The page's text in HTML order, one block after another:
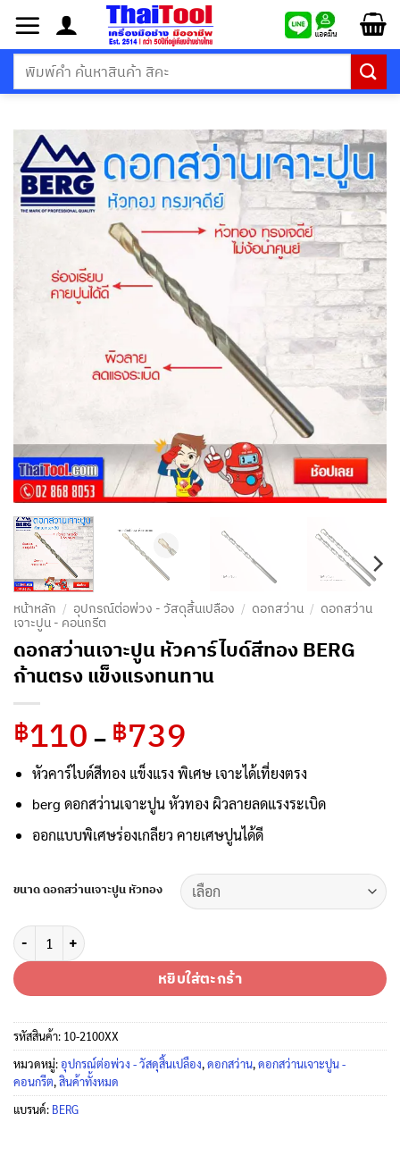
ยัง
เนื้อหา
ค้นหา:
หน้าหลัก / อุปกรณ์ต่อพ่วง - วัสดุสิ้นเปลือง / ดอกสว่าน / ดอกสว่าน
เจาะปูน - คอนกรีต
ดอกสว่านเจาะปูน หัวคาร์ไบด์สีทอง BERG
ก้านตรง แข็งแรงทนทาน
฿110 – ฿739
฿110
through
฿739
หัวคาร์ไบด์สีทอง แข็งแรง พิเศษ เจาะได้เที่ยงตรง
berg ดอกสว่านเจาะปูน หัวทอง ผิวลายลดแรงระเบิด
ออกแบบพิเศษร่องเกลียว คายเศษปูนได้ดี
ขนาด ดอกสว่านเจาะปูน หัวทอง
จำนวน ดอกสว่านเจาะปูน หัวคาร์ไบด์สีทอง BERG ก้านตรง แข็งแรงทนทา
หยิบใส่ตะกร้า
รหัสสินค้า: 10-2100XX
หมวดหมู่:อุปกรณ์ต่อพ่วง - วัสดุสิ้นเปลือง,ดอกสว่าน,ดอกสว่านเจาะปูน -
คอนกรีต,สินค้าทั้งหมด
แบรนด์: BERG